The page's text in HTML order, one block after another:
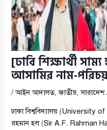
[ঢাবি শিক্ষার্থী সাম্য
আসামির নাম-
/আইন আদালত,জাতীয়,সারাদেশ
ঢাকা বিশ্ববিদ্যালয় (University of
রহমান হল(Sir A.F. Rahman